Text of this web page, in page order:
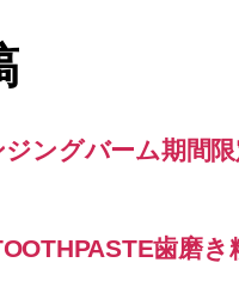
ジングバーム期間
歯磨